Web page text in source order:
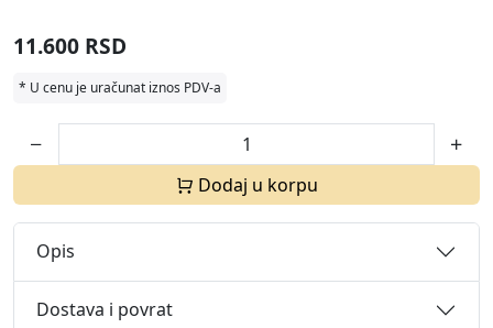
11.600 RSD
* U cenu je uračunat iznos PDV-a
Dodaj u korpu
Opis
Dostava i povrat